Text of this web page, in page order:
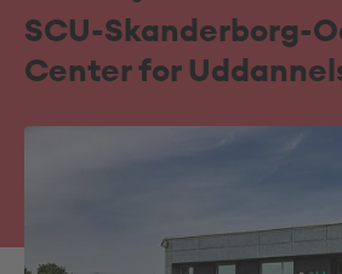
SCU-Skanderborg-
Center for